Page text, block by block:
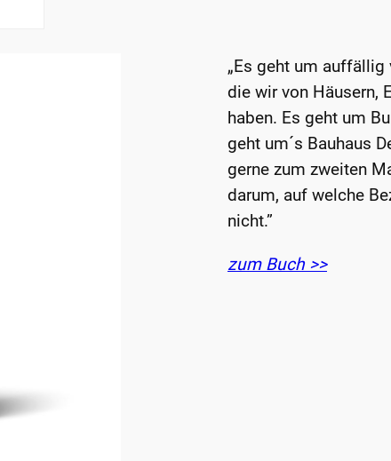
„Es geht um
die wir von Häusern,
haben. Es geht um
geht um´s Bauhaus
gerne zum zweiten
darum, auf welche
nicht.”
zum Buch >>